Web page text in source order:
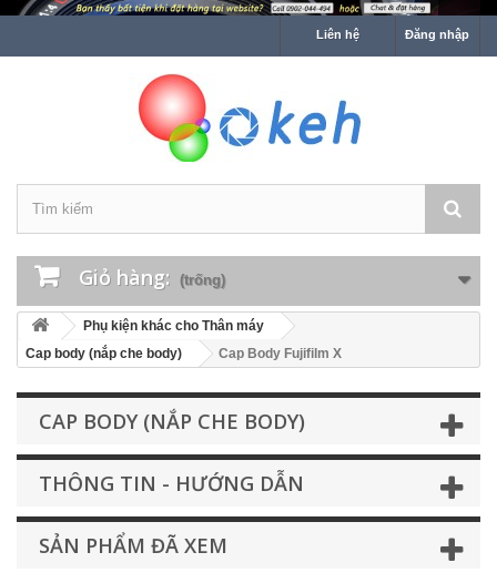
Đăng nhập
Liên hệ
Giỏ hàng: (trống)
Phụ kiện khác cho Thân máy
Cap body (nắp che body)
Cap Body Fujifilm X
CAP BODY (NẮP CHE BODY)
THÔNG TIN - HƯỚNG DẪN
SẢN PHẨM ĐÃ XEM